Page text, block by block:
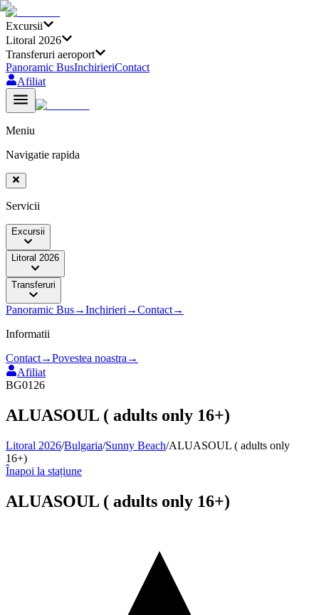
Excursii
Litoral 2026
Transferuri aeroport
Panoramic BusInchirieriContact
Afiliat
Meniu
Navigatie rapida
Servicii
Excursii
Litoral 2026
Transferuri
Panoramic Bus→Inchirieri →Contact→
Informatii
Contact→Povestea noastra →
Afiliat
BG0126
ALUASOUL ( adults only 16+)
Litoral 2026/Bulgaria/Sunny Beach/ALUASOUL ( adults only
16+)
Înapoi la stațiune
ALUASOUL ( adults only 16+)